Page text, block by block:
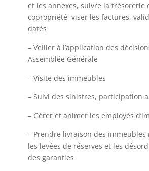
et les annexes, suivre la trésorerie
copropriété, viser les factures,
datés
– Veiller à l’application des
Assemblée Générale
– Visite des immeubles
– Suivi des sinistres, participation
– Gérer et animer les employés
– Prendre livraison des immeubles
les levées de réserves et les
des garanties